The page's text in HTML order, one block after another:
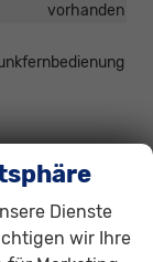
vorhanden
beheizbar,
vorhanden
Dienste
wir Ihre